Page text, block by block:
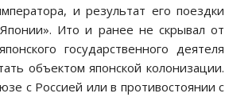
и результат его поездки
Ито и ранее не скрывал от
государственного деятеля
объектом японской колонизации.
с Россией или в противостоянии с